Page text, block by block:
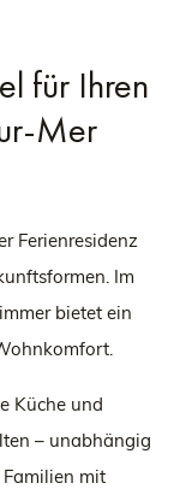
für Ihren
Mer
Ferienresidenz
Im
bietet ein
Küche und
– unabhängig
mit